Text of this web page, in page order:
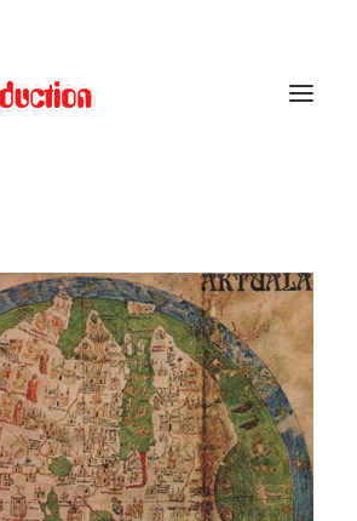
CARRELLO